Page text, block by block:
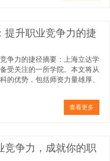
提升职业竞争力的捷
争力的捷径摘要：上海立达学
受关注的一所学院。本文将从
的优势，包括师资力量雄厚、
查看更多
竞争力，成就你的职